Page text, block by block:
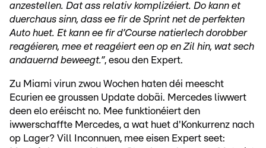
anzestellen. Dat ass relativ komplizéiert. Do kann et
duerchaus sinn, dass ee fir de Sprint net de perfekten
Auto huet. Et kann ee fir d’Course natierlech dorobber
reagéieren, mee et reagéiert een op en Zil hin, wat sech
andauernd beweegt.”, esou den Expert.
Zu Miami virun zwou Wochen haten déi meescht
Ecurien ee groussen Update dobäi. Mercedes liwwert
deen elo eréischt no. Mee funktionéiert den
iwwerschaffte Mercedes, a wat huet d'Konkurrenz nach
op Lager? Vill Inconnuen, mee eisen Expert seet: